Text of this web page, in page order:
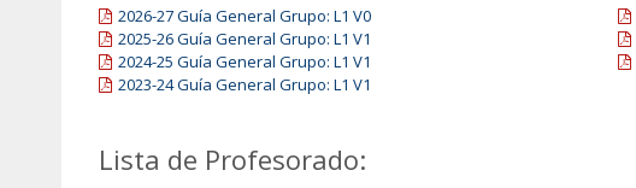
2026-27 Guía General Grupo: L1 V0
2025-26 Guía General Grupo: L1 V1
2024-25 Guía General Grupo: L1 V1
2023-24 Guía General Grupo: L1 V1
Lista de Profesorado: